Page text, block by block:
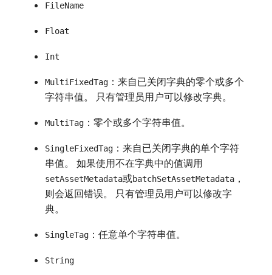
FileName
Float
Int
MultiFixedTag ：来自已关闭字典的零个或多个
字符串值。 只有管理员用户可以修改字典。
MultiTag ：零个或多个字符串值。
SingleFixedTag ：来自已关闭字典的单个字符
串值。 如果使用不在字典中的值调用
setAssetMetadata或batchSetAssetMetadata ，
则会返回错误。 只有管理员用户可以修改字
典。
SingleTag ：任意单个字符串值。
String